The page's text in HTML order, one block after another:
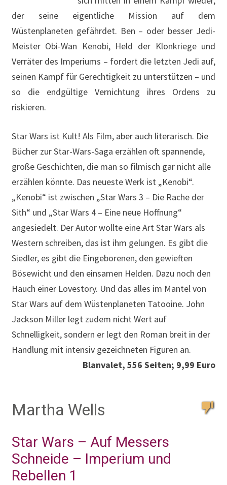
der seine eigentliche Mission auf dem
Wüstenplaneten gefährdet. Ben – oder besser Jedi-
Meister Obi-Wan Kenobi, Held der Klonkriege und
Verräter des Imperiums – fordert die letzten Jedi auf,
seinen Kampf für Gerechtigkeit zu unterstützen – und
so die endgültige Vernichtung ihres Ordens zu
riskieren.
Star Wars ist Kult! Als Film, aber auch literarisch. Die
Bücher zur Star-Wars-Saga erzählen oft spannende,
große Geschichten, die man so filmisch gar nicht alle
erzählen könnte. Das neueste Werk ist „Kenobi“.
„Kenobi“ ist zwischen „Star Wars 3 – Die Rache der
Sith“ und „Star Wars 4 – Eine neue Hoffnung“
angesiedelt. Der Autor wollte eine Art Star Wars als
Western schreiben, das ist ihm gelungen. Es gibt die
Siedler, es gibt die Eingeborenen, den gewieften
Bösewicht und den einsamen Helden. Dazu noch den
Hauch einer Lovestory. Und das alles im Mantel von
Star Wars auf dem Wüstenplaneten Tatooine. John
Jackson Miller legt zudem nicht Wert auf
Schnelligkeit, sondern er legt den Roman breit in der
Handlung mit intensiv gezeichneten Figuren an.
Blanvalet, 556 Seiten; 9,99 Euro
Martha Wells
Star Wars – Auf Messers
Schneide – Imperium und
Rebellen 1